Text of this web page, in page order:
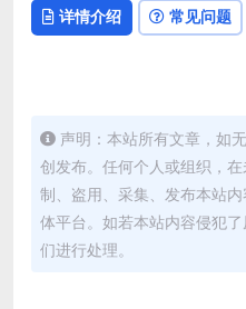
详情介绍 常见问题
声明：本站所有文章，如
创发布。任何个人或组织，
制、盗用、采集、发布本站
体平台。如若本站内容侵犯
们进行处理。